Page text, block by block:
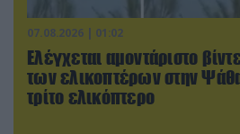
07.08.2026 | 01:02
Ελέγχεται αμοντάριστο
των ελικοπτέρων στην
τρίτο ελικόπτερο